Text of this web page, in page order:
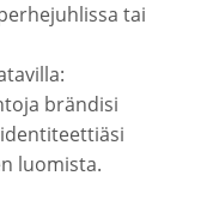
tai
brändisi
luomista.